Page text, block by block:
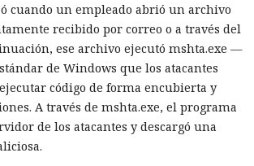
cuando un empleado abrió un archivo
recibido por correo o a través del
ese archivo ejecutó mshta.exe —
de Windows que los atacantes
código de forma encubierta y
A través de mshta.exe, el programa
de los atacantes y descargó una